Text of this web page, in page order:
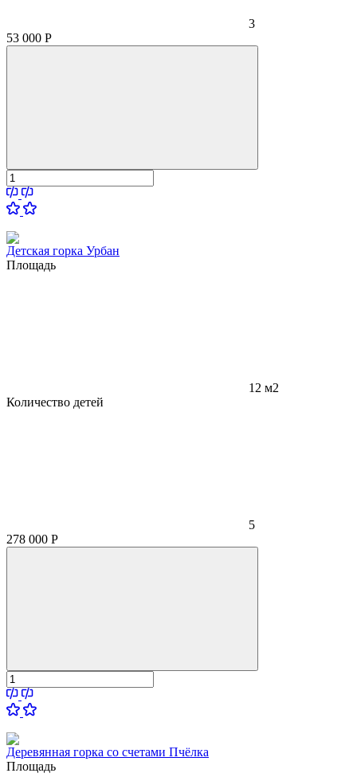
3
53 000 Р
Детская горка Урбан
Площадь
12 м2
Количество детей
5
278 000 Р
Деревянная горка со счетами Пчёлка
Площадь